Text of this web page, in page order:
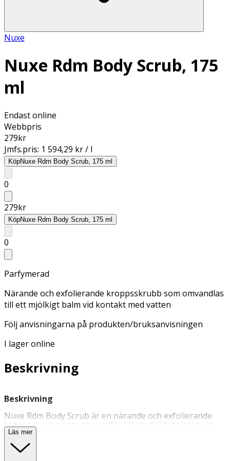
Nuxe
Nuxe Rdm Body Scrub, 175
ml
Endast online
Webbpris
279kr
Jmfs.pris: 1 594,29 kr / l
KöpNuxe Rdm Body Scrub, 175 ml
0
279kr
KöpNuxe Rdm Body Scrub, 175 ml
0
Parfymerad
Närande och exfolierande kroppsskrubb som omvandlas
till ett mjölkigt balm vid kontakt med vatten
Följ anvisningarna på produkten/bruksanvisningen
I lager online
Beskrivning
Beskrivning
Nuxe Rdm Body Scrub är en närande och exfolierande
kroppsskrubb som omvandlas till ett mjölkigt balm vid
kontakt med vatten. Med två storlekar på kornen
exfolieras huden effektivt såväl på ytan som på djupet,
och kroppen lämnas med en närande och skyddande yta.
Läs mer